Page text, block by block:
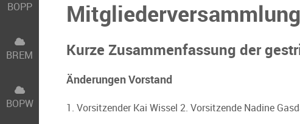
Kurze Zusammenfassung der
Änderungen Vorstand
1. Vorsitzender Kai Wissel 2. Vorsitzende Nadine
BOPP
BREM
BOPW